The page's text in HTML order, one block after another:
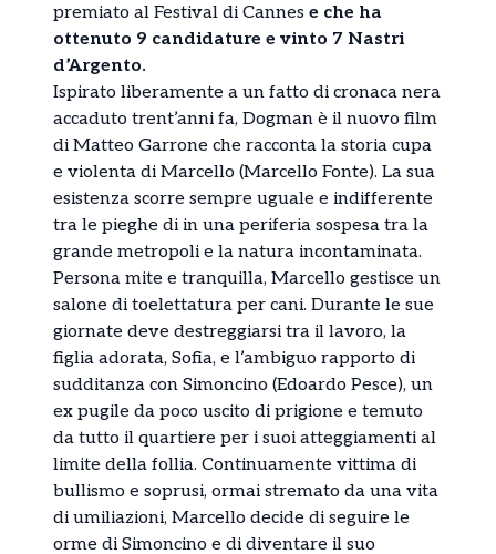
premiato al Festival di Cannes e che ha
ottenuto 9 candidature e vinto 7 Nastri
d’Argento.
Ispirato liberamente a un fatto di cronaca nera
accaduto trent’anni fa, Dogman è il nuovo film
di Matteo Garrone che racconta la storia cupa
e violenta di Marcello (Marcello Fonte). La sua
esistenza scorre sempre uguale e indifferente
tra le pieghe di in una periferia sospesa tra la
grande metropoli e la natura incontaminata.
Persona mite e tranquilla, Marcello gestisce un
salone di toelettatura per cani. Durante le sue
giornate deve destreggiarsi tra il lavoro, la
figlia adorata, Sofia, e l’ambiguo rapporto di
sudditanza con Simoncino (Edoardo Pesce), un
ex pugile da poco uscito di prigione e temuto
da tutto il quartiere per i suoi atteggiamenti al
limite della follia. Continuamente vittima di
bullismo e soprusi, ormai stremato da una vita
di umiliazioni, Marcello decide di seguire le
orme di Simoncino e di diventare il suo